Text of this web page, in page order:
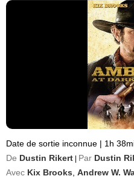
Date de sortie inconnue | 1h
De Dustin Rikert Par Dustin
Avec Kix Brooks Andrew W.